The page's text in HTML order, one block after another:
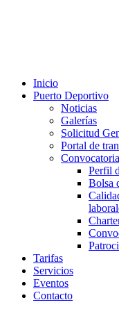
Inicio
Puerto Deportivo
Noticias
Galerías
Solicitud
Portal de
Perfil
Bolsa
Tarifas
Servicios
Eventos
Contacto